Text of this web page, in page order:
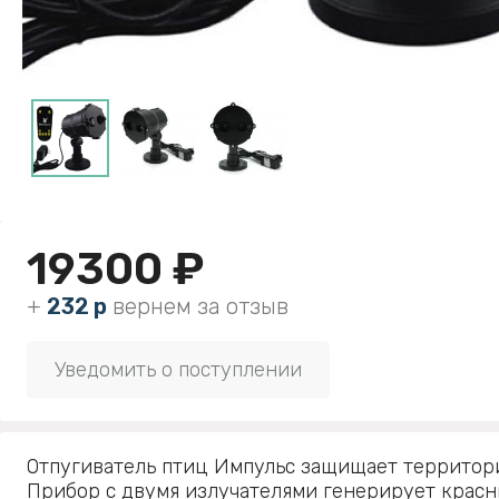
19300 ₽
+ 232 р вернем за отзыв
Уведомить о поступлении
Отпугиватель птиц Импульс защищает
Прибор с двумя излучателями генерирует